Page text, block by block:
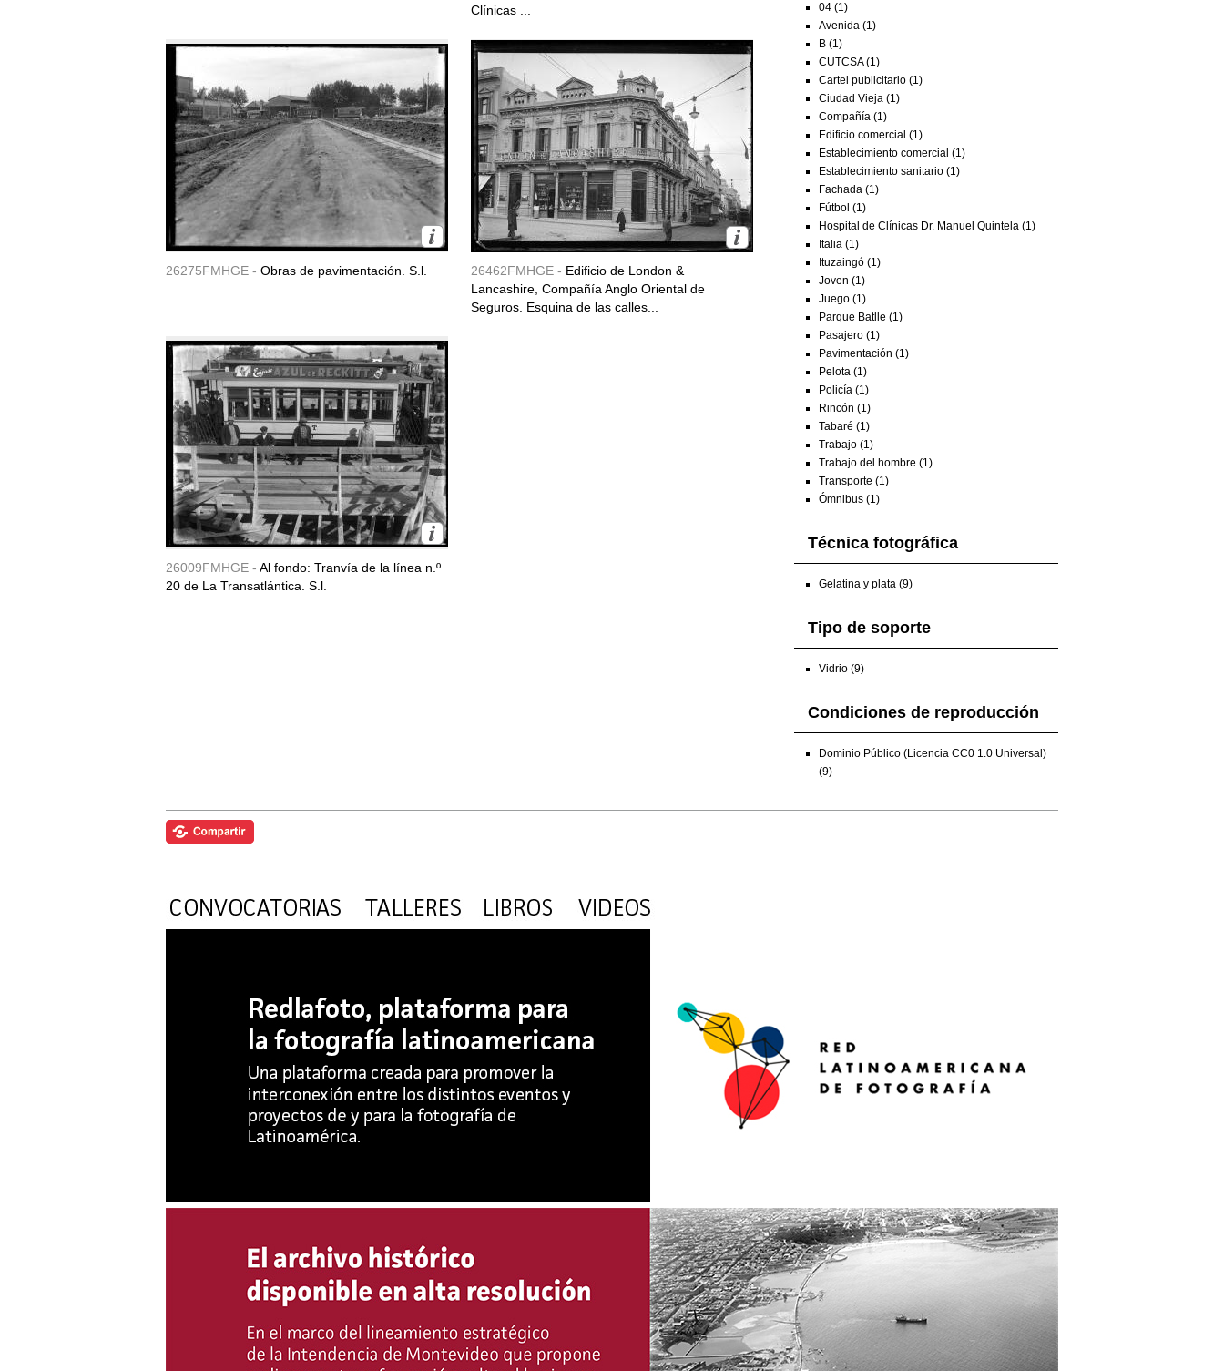
Clínicas ...
26275FMHGE - Obras de pavimentación. S.l. 26462FMHGE - Edificio de London &
Lancashire, Compañía Anglo Oriental de
Seguros. Esquina de las calles...
26009FMHGE - Al fondo: Tranvía de la línea n.º
20 de La Transatlántica. S.l.
04 (1)
Avenida (1)
B (1)
CUTCSA (1)
Cartel publicitario (1)
Ciudad Vieja (1)
Compañía (1)
Edificio comercial (1)
Establecimiento comercial (1)
Establecimiento sanitario (1)
Fachada (1)
Fútbol (1)
Hospital de Clínicas Dr. Manuel Quintela (1)
Italia (1)
Ituzaingó (1)
Joven (1)
Juego (1)
Parque Batlle (1)
Pasajero (1)
Pavimentación (1)
Pelota (1)
Policía (1)
Rincón (1)
Tabaré (1)
Trabajo (1)
Trabajo del hombre (1)
Transporte (1)
Ómnibus (1)
Técnica fotográfica
Gelatina y plata (9)
Tipo de soporte
Vidrio (9)
Condiciones de reproducción
Dominio Público (Licencia CC0 1.0 Universal)
(9)